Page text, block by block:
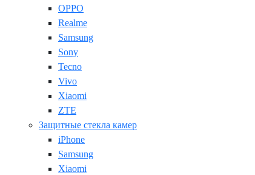
OPPO
Realme
Samsung
Sony
Tecno
Vivo
Xiaomi
ZTE
Защитные стекла камер
iPhone
Samsung
Xiaomi